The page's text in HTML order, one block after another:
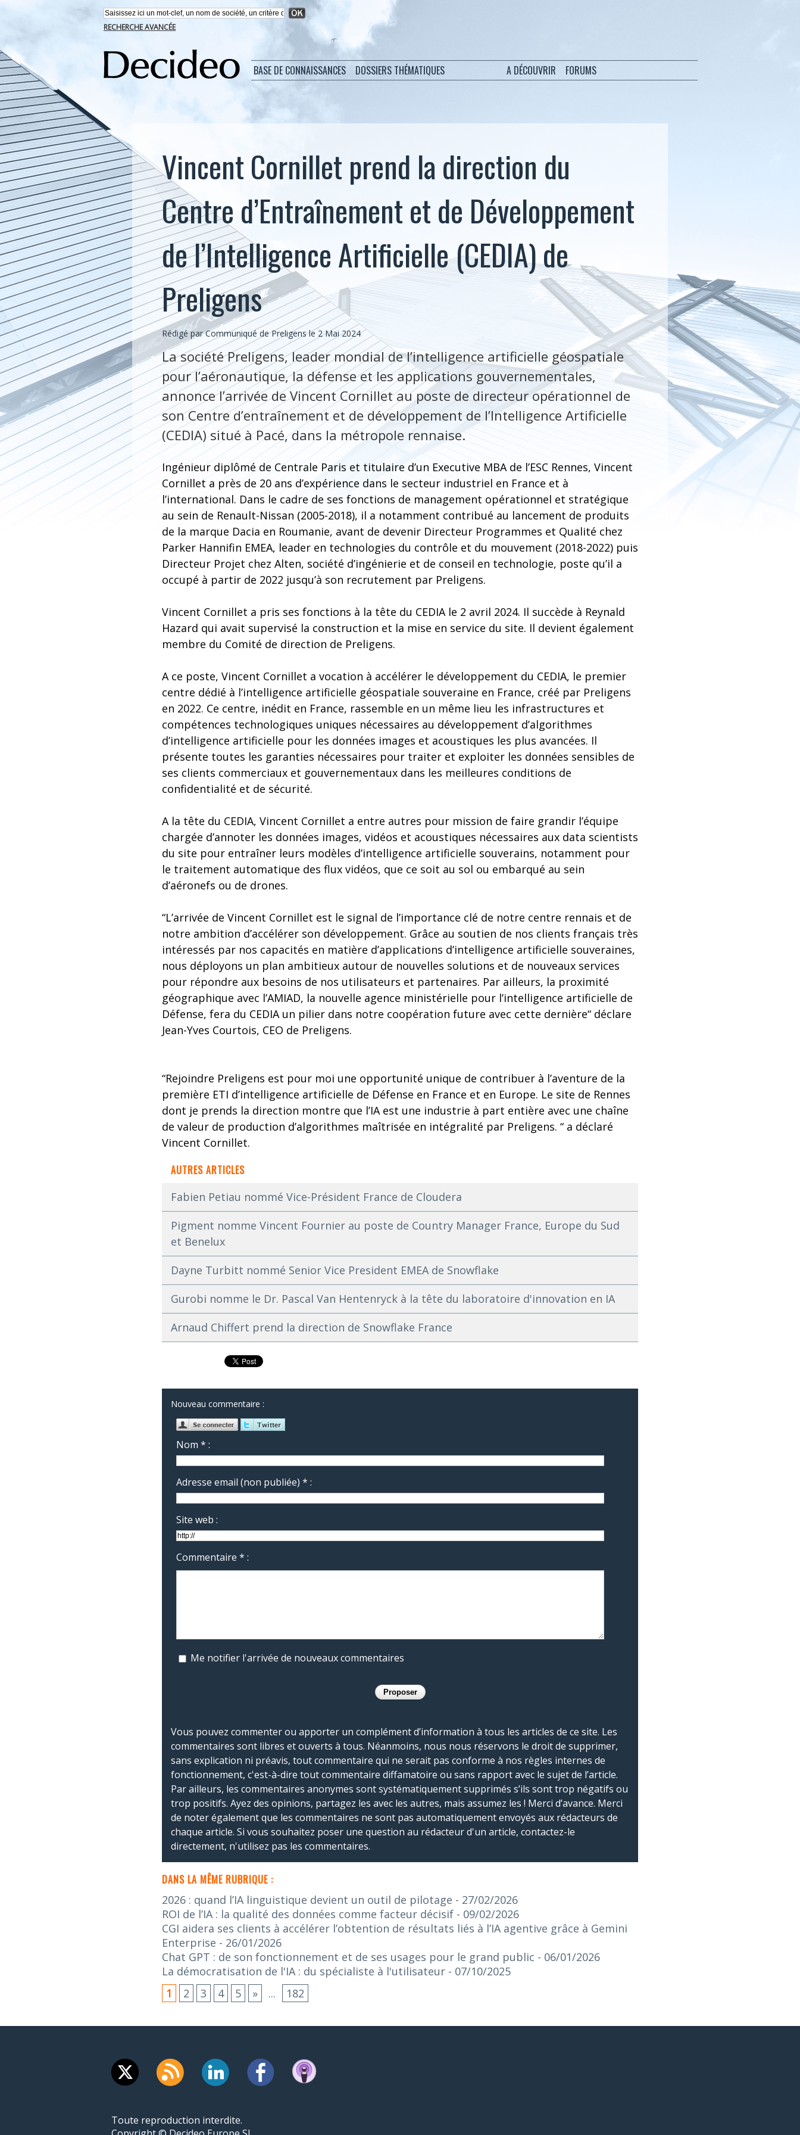
RECHERCHE AVANCÉE
BASE DE CONNAISSANCES DOSSIERS THÉMATIQUES A DÉCOUVRIR FORUMS
Vincent Cornillet prend la direction du
Centre d’Entraînement et de Développement
de l’Intelligence Artificielle (CEDIA) de
Preligens
Rédigé par Communiqué de Preligens le 2 Mai 2024
La société Preligens, leader mondial de l’intelligence artificielle géospatiale
pour l’aéronautique, la défense et les applications gouvernementales,
annonce l’arrivée de Vincent Cornillet au poste de directeur opérationnel de
son Centre d’entraînement et de développement de l’Intelligence Artificielle
(CEDIA) situé à Pacé, dans la métropole rennaise.
Ingénieur diplômé de Centrale Paris et titulaire d’un Executive MBA de l’ESC Rennes, Vincent
Cornillet a près de 20 ans d’expérience dans le secteur industriel en France et à
l’international. Dans le cadre de ses fonctions de management opérationnel et stratégique
au sein de Renault-Nissan (2005-2018), il a notamment contribué au lancement de produits
de la marque Dacia en Roumanie, avant de devenir Directeur Programmes et Qualité chez
Parker Hannifin EMEA, leader en technologies du contrôle et du mouvement (2018-2022) puis
Directeur Projet chez Alten, société d’ingénierie et de conseil en technologie, poste qu’il a
occupé à partir de 2022 jusqu’à son recrutement par Preligens.
Vincent Cornillet a pris ses fonctions à la tête du CEDIA le 2 avril 2024. Il succède à Reynald
Hazard qui avait supervisé la construction et la mise en service du site. Il devient également
membre du Comité de direction de Preligens.
A ce poste, Vincent Cornillet a vocation à accélérer le développement du CEDIA, le premier
centre dédié à l’intelligence artificielle géospatiale souveraine en France, créé par Preligens
en 2022. Ce centre, inédit en France, rassemble en un même lieu les infrastructures et
compétences technologiques uniques nécessaires au développement d’algorithmes
d’intelligence artificielle pour les données images et acoustiques les plus avancées. Il
présente toutes les garanties nécessaires pour traiter et exploiter les données sensibles de
ses clients commerciaux et gouvernementaux dans les meilleures conditions de
confidentialité et de sécurité.
A la tête du CEDIA, Vincent Cornillet a entre autres pour mission de faire grandir l’équipe
chargée d’annoter les données images, vidéos et acoustiques nécessaires aux data scientists
du site pour entraîner leurs modèles d’intelligence artificielle souverains, notamment pour
le traitement automatique des flux vidéos, que ce soit au sol ou embarqué au sein
d’aéronefs ou de drones.
“L’arrivée de Vincent Cornillet est le signal de l’importance clé de notre centre rennais et de
notre ambition d’accélérer son développement. Grâce au soutien de nos clients français très
intéressés par nos capacités en matière d’applications d’intelligence artificielle souveraines,
nous déployons un plan ambitieux autour de nouvelles solutions et de nouveaux services
pour répondre aux besoins de nos utilisateurs et partenaires. Par ailleurs, la proximité
géographique avec l’AMIAD, la nouvelle agence ministérielle pour l’intelligence artificielle de
Défense, fera du CEDIA un pilier dans notre coopération future avec cette dernière“ déclare
Jean-Yves Courtois, CEO de Preligens.
“Rejoindre Preligens est pour moi une opportunité unique de contribuer à l’aventure de la
première ETI d’intelligence artificielle de Défense en France et en Europe. Le site de Rennes
dont je prends la direction montre que l’IA est une industrie à part entière avec une chaîne
de valeur de production d’algorithmes maîtrisée en intégralité par Preligens. “ a déclaré
Vincent Cornillet.
AUTRES ARTICLES
Fabien Petiau nommé Vice-Président France de Cloudera
Pigment nomme Vincent Fournier au poste de Country Manager France, Europe du Sud
et Benelux
Dayne Turbitt nommé Senior Vice President EMEA de Snowflake
Gurobi nomme le Dr. Pascal Van Hentenryck à la tête du laboratoire d'innovation en IA
Arnaud Chiffert prend la direction de Snowflake France
Nouveau commentaire :
Nom * :
Adresse email (non publiée) * :
Site web :
Commentaire * :
Me notifier l'arrivée de nouveaux commentaires
Vous pouvez commenter ou apporter un complément d’information à tous les articles de ce site. Les
commentaires sont libres et ouverts à tous. Néanmoins, nous nous réservons le droit de supprimer,
sans explication ni préavis, tout commentaire qui ne serait pas conforme à nos règles internes de
fonctionnement, c'est-à-dire tout commentaire diffamatoire ou sans rapport avec le sujet de l’article.
Par ailleurs, les commentaires anonymes sont systématiquement supprimés s’ils sont trop négatifs ou
trop positifs. Ayez des opinions, partagez les avec les autres, mais assumez les ! Merci d’avance. Merci
de noter également que les commentaires ne sont pas automatiquement envoyés aux rédacteurs de
chaque article. Si vous souhaitez poser une question au rédacteur d'un article, contactez-le
directement, n'utilisez pas les commentaires.
DANS LA MÊME RUBRIQUE :
2026 : quand l’IA linguistique devient un outil de pilotage - 27/02/2026
ROI de l’IA : la qualité des données comme facteur décisif - 09/02/2026
CGI aidera ses clients à accélérer l’obtention de résultats liés à l’IA agentive grâce à Gemini
Enterprise - 26/01/2026
Chat GPT : de son fonctionnement et de ses usages pour le grand public - 06/01/2026
La démocratisation de l'IA : du spécialiste à l'utilisateur - 07/10/2025
1
2 3 4 5 » ... 182
Toute reproduction interdite.